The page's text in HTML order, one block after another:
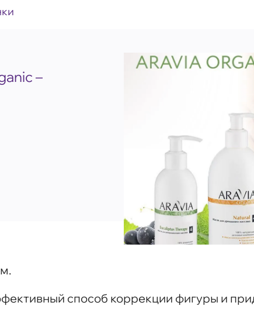
–
способ коррекции фигуры и